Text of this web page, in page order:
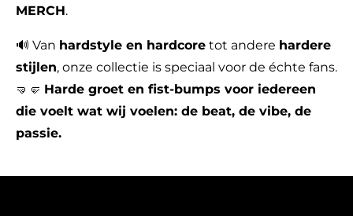
MERCH.
🔊 Van hardstyle en hardcore tot andere hardere
stijlen, onze collectie is speciaal voor de échte fans.
🤜🤛 Harde groet en fist-bumps voor iedereen
die voelt wat wij voelen: de beat, de vibe, de
passie.